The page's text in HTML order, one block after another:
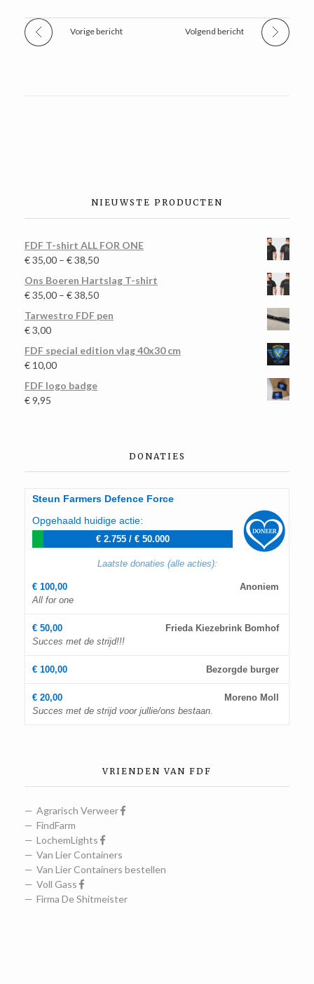
Vorige bericht Volgend bericht
NIEUWSTE PRODUCTEN
FDF T-shirt ALL FOR ONE
€35,00 – €38,50
Ons Boeren Hartslag T-shirt
€35,00 – €38,50
Tarwestro FDF pen
€3,00
FDF special edition vlag 40x30 cm
€ 10,00
FDF logo badge
€9,95
DONATIES
Steun Farmers Defence Force
Opgehaald huidige actie:
€ 2.755/ € 50.000
Laatste donaties (alle acties):
Anoniem
€ 100,00
All for one
Frieda Kiezebrink Bomhof
€ 50,00
Succes met de strijd!!!
Bezorgde burger
€ 100,00
Moreno Moll
€ 20,00
Succes met de strijd voor jullie/ons bestaan.
VRIENDEN VAN FDF
Agrarisch Verweer
FindFarm
LochemLights
Van Lier Containers
Van Lier Containers bestellen
Voll Gass
Firma De Shitmeister